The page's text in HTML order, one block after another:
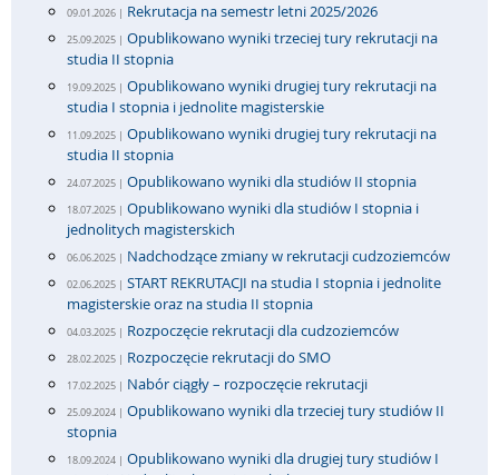
09.01.2026 | Rekrutacja na semestr letni 2025/2026
25.09.2025 | Opublikowano wyniki trzeciej tury rekrutacji na
studia II stopnia
19.09.2025 | Opublikowano wyniki drugiej tury rekrutacji na
studia I stopnia i jednolite magisterskie
11.09.2025 | Opublikowano wyniki drugiej tury rekrutacji na
studia II stopnia
24.07.2025 | Opublikowano wyniki dla studiów II stopnia
18.07.2025 | Opublikowano wyniki dla studiów I stopnia i
jednolitych magisterskich
06.06.2025 | Nadchodzące zmiany w rekrutacji cudzoziemców
02.06.2025 | START REKRUTACJI na studia I stopnia i jednolite
magisterskie oraz na studia II stopnia
04.03.2025 | Rozpoczęcie rekrutacji dla cudzoziemców
28.02.2025 | Rozpoczęcie rekrutacji do SMO
17.02.2025 | Nabór ciągły – rozpoczęcie rekrutacji
25.09.2024 | Opublikowano wyniki dla trzeciej tury studiów II
stopnia
18.09.2024 | Opublikowano wyniki dla drugiej tury studiów I